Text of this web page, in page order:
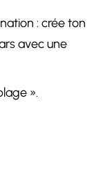
: crée ton
avec une
».